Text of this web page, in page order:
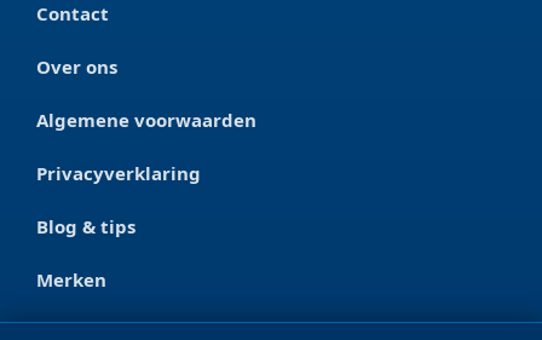
Contact
Over ons
Algemene voorwaarden
Privacyverklaring
Blog & tips
Merken